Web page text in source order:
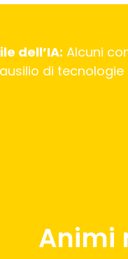
dell’IA: Alcuni
di
Animi